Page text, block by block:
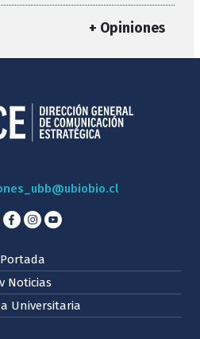
+ Opiniones
Portada
Noticias
Universitaria